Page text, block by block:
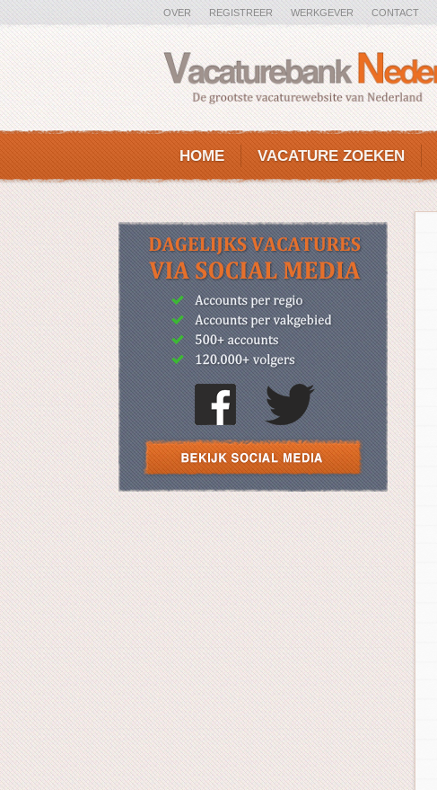
OVER REGISTREER WERKGEVER CONTACT
HOME VACATURE ZOEKEN